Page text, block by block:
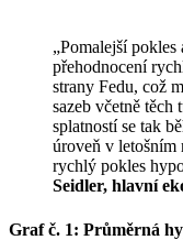
„Pomalejší
přehodnocení
strany Fedu, což
sazeb včetně těch
splatností se tak
úroveň v letošním
rychlý pokles
Seidler, hlavní
Graf č. 1: Průměrná